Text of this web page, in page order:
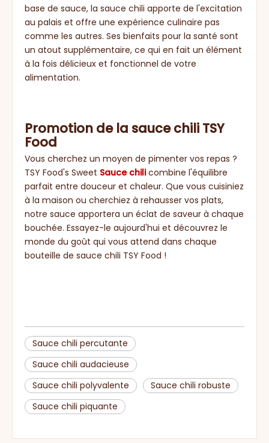
base de sauce, la sauce chili apporte de l'excitation
au palais et offre une expérience culinaire pas
comme les autres. Ses bienfaits pour la santé sont
un atout supplémentaire, ce qui en fait un élément
à la fois délicieux et fonctionnel de votre
alimentation.
Promotion de la sauce chili TSY
Food
Vous cherchez un moyen de pimenter vos repas ?
TSY Food's Sweet Sauce chilicombine l'équilibre
parfait entre douceur et chaleur. Que vous cuisiniez
à la maison ou cherchiez à rehausser vos plats,
notre sauce apportera un éclat de saveur à chaque
bouchée. Essayez-le aujourd'hui et découvrez le
monde du goût qui vous attend dans chaque
bouteille de sauce chili TSY Food !
Sauce chili percutante
Sauce chili audacieuse
Sauce chili polyvalente
Sauce chili robuste
Sauce chili piquante